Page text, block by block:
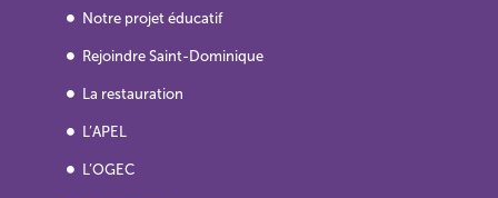
Notre projet éducatif
Rejoindre Saint-Dominique
La restauration
L’APEL
L’OGEC